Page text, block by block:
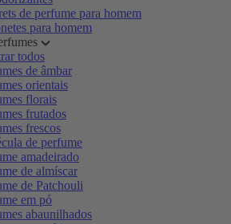
de perfume para homem
para homem
todos
de âmbar
orientais
florais
frutados
frescos
de perfume
amadeirado
de almíscar
de Patchouli
em pó
abaunilhados